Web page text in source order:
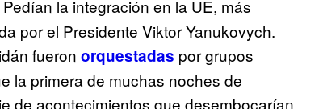
Pedían la integración en la UE, más
por el Presidente Viktor Yanukovych.
fueron orquestadas por grupos
la primera de muchas noches de
de acontecimientos que desembocarían